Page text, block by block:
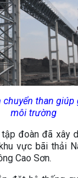
chuyển than
môi trường
đoàn đã xây
vực bãi thải
Cao Sơn.